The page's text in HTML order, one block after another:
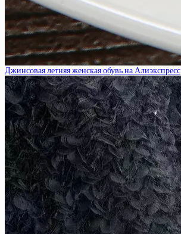
Джинсовая летняя женская обувь на Алиэкспресс